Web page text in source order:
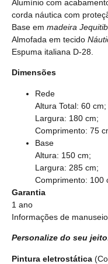
Alumínio com
corda náutica com
Base em madeira
Almofada em tecido
Espuma italiana D-28.
Dimensões
Rede
Altura Total: 60 cm;
Largura: 180 cm;
Comprimento: 75
Base
Altura: 150 cm;
Largura: 285 cm;
Comprimento: 100
Garantia
1 ano
Informações de
Personalize do seu
Pintura eletrostática